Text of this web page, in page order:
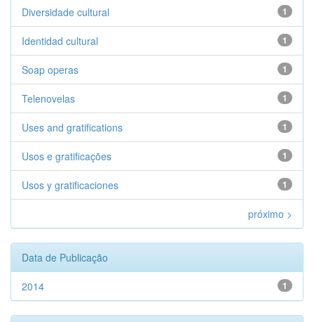
1
Diversidade cultural
1
Identidad cultural
1
Soap operas
1
Telenovelas
1
Uses and gratifications
1
Usos e gratificações
1
Usos y gratificaciones
próximo >
Data de Publicação
1
2014